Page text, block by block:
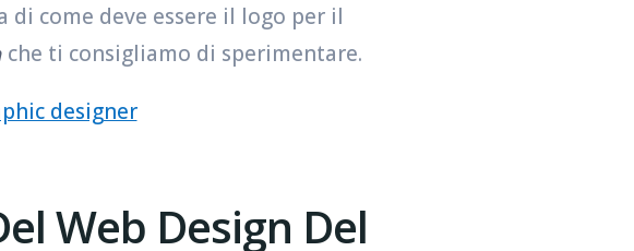
di come deve essere il logo per il
che ti consigliamo di sperimentare.
designer
Web Design Del